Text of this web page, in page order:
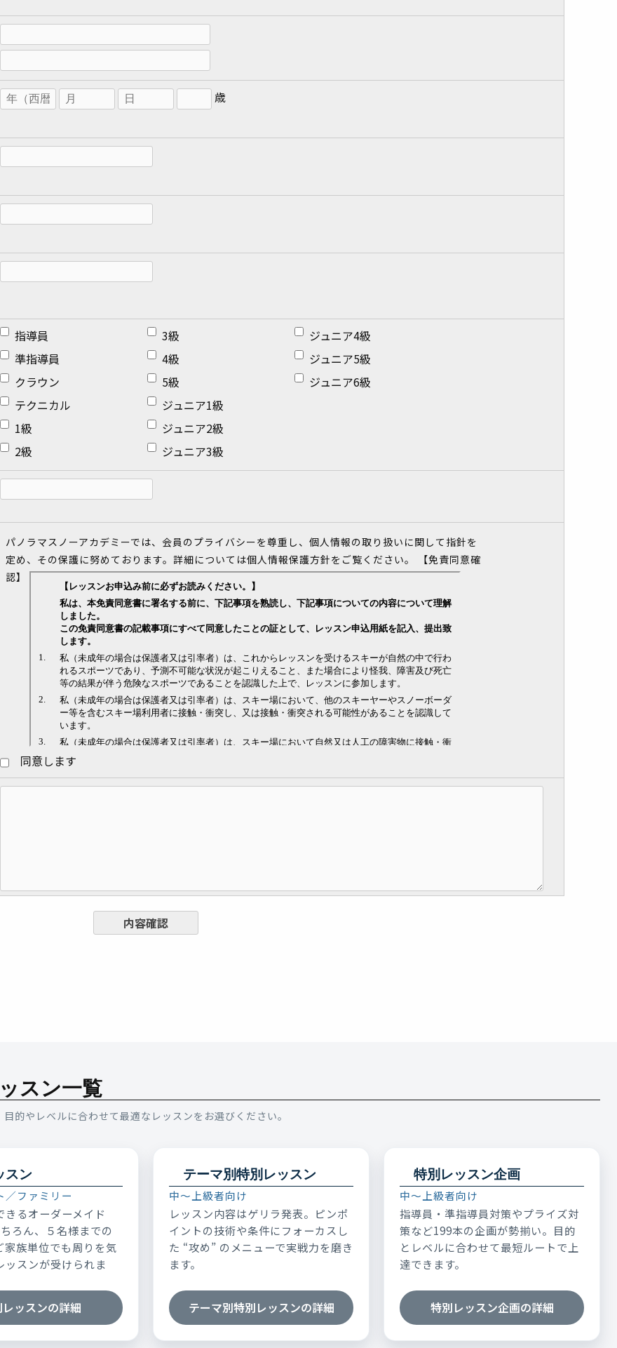
歳
指導員
準指導員
クラウン
テクニカル
1級
2級
3級
4級
5級
ジュニア1級
ジュニア2級
ジュニア3級
ジュニア4級
ジュニア5級
ジュニア6級
パノラマスノーアカデミーでは、会員のプライバシーを尊重し、個人情報の取り扱いに関して指針を
定め、その保護に努めております。詳細については個人情報保護方針をご覧ください。
【免責同意確
認】
同意します
スン一覧
目的やレベルに合わせて最適なレッスンをお選びください。
スン
／ファミリー
きるオーダーメイド
ろん、５名様までの
家族単位でも周りを気
ッスンが受けられま
ッスンの詳細
テーマ別特別レッスン
中～上級者向け
レッスン内容はゲリラ発表。ピンポ
イントの技術や条件にフォーカスし
た “攻め” のメニューで実戦力を磨き
ます。
テーマ別特別レッスンの詳細
特別レッスン企画
中～上級者向け
指導員・準指導員対策やプライズ対
策など199本の企画が勢揃い。目的
とレベルに合わせて最短ルートで上
達できます。
特別レッスン企画の詳細